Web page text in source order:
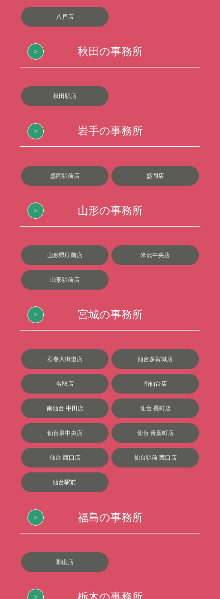
八戸店
秋田の事務所
秋田駅店
岩手の事務所
盛岡駅前店 盛岡店
山形の事務所
山形県庁前店 米沢中央店
山形駅前店
宮城の事務所
石巻大街道店 仙台多賀城店
名取店 南仙台店
南仙台 中田店 仙台 長町店
仙台泉中央店 仙台 青葉町店
仙台 西口店 仙台駅前 西口店
仙台駅前
福島の事務所
郡山店